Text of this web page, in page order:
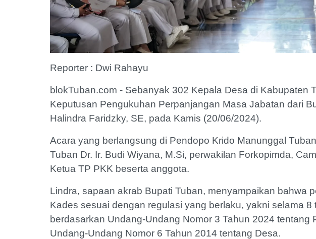
Reporter : Dwi Rahayu
blokTuban.com - Sebanyak 302 Kepala Desa di Kabupaten
Keputusan Pengukuhan Perpanjangan Masa Jabatan dari
Halindra Faridzky, SE, pada Kamis (20/06/2024).
Acara yang berlangsung di Pendopo Krido Manunggal
Tuban Dr. Ir. Budi Wiyana, M.Si, perwakilan Forkopimda,
Ketua TP PKK beserta anggota.
Lindra, sapaan akrab Bupati Tuban, menyampaikan bahwa
Kades sesuai dengan regulasi yang berlaku, yakni selama 8
berdasarkan Undang-Undang Nomor 3 Tahun 2024 tentang
Undang-Undang Nomor 6 Tahun 2014 tentang Desa.